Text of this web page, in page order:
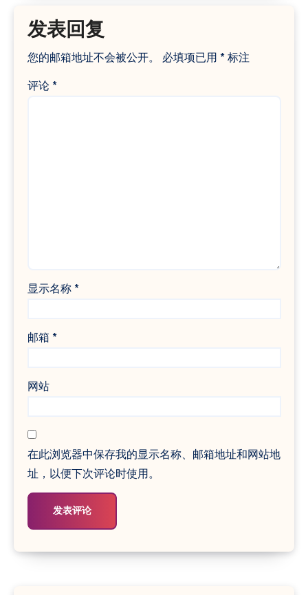
发表回复
您的邮箱地址不会被公开。 必填项已用 *标注
评论 *
显示名称 *
邮箱 *
网站
在此浏览器中保存我的显示名称、邮箱地址和网站地
址，以便下次评论时使用。